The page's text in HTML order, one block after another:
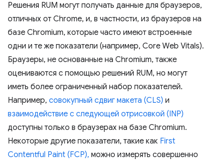
Решения RUM могут получать данные для браузеров,
отличных от Chrome, и, в частности, из браузеров на
базе Chromium, которые часто имеют встроенные
одни и те же показатели (например, Core Web Vitals).
Браузеры, не основанные на Chromium, также
оцениваются с помощью решений RUM, но могут
иметь более ограниченный набор показателей.
Например, совокупный сдвиг макета (CLS) и
взаимодействие с следующей отрисовкой (INP)
доступны только в браузерах на базе Chromium.
Некоторые другие показатели, такие как First
Contentful Paint (FCP), можно измерять совершенно